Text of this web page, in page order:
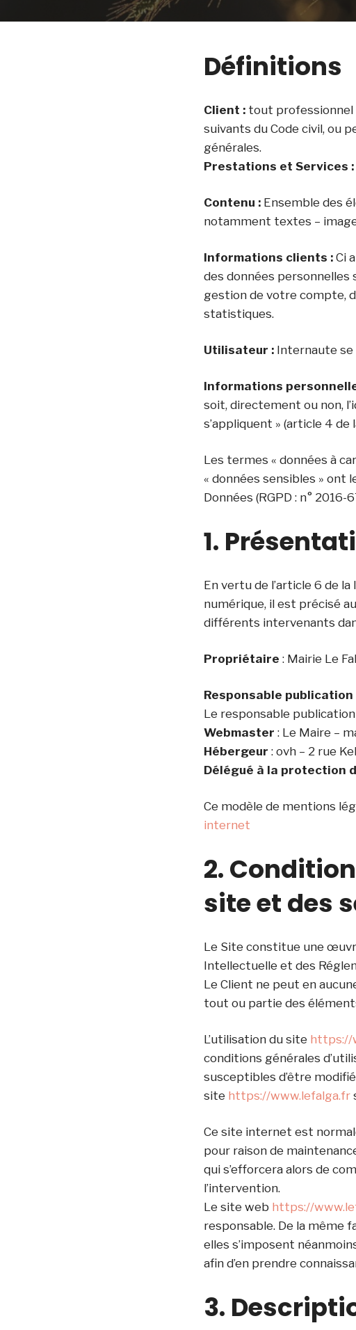
Définitions
Client : tout professionnel
suivants du Code civil, ou
générales.
Prestations et Services :
Contenu : Ensemble des
notamment textes –
Informations clients : Ci
des données personnelles
gestion de votre compte,
statistiques.
Utilisateur : Internaute
Informations
soit, directement ou non,
s’appliquent » (article 4 de
Les termes « données à
« données sensibles » ont
Données (RGPD : n° 2016-
1.
En vertu de l’article 6 de
numérique, il est précisé
différents intervenants
Propriétaire : Mairie Le
Responsable publication
Le responsable
Webmaster : Le Maire –
Hébergeur : ovh – 2 rue
Délégué à la protection
Ce modèle de mentions
internet
2.
site et des
Le Site constitue une
Intellectuelle et des
Le Client ne peut en
tout ou partie des
L’utilisation du site https://
conditions générales
susceptibles d’être
site https://www.lefalga.fr
Ce site internet est
pour raison de
qui s’efforcera alors de
l’intervention.
Le site web https://
responsable. De la même
elles s’imposent
afin d’en prendre
3.